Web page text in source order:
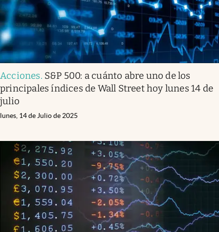
Acciones. S&P 500: a cuánto abre uno de los
principales índices de Wall Street hoy lunes 14 de
julio
lunes, 14 de Julio de 2025